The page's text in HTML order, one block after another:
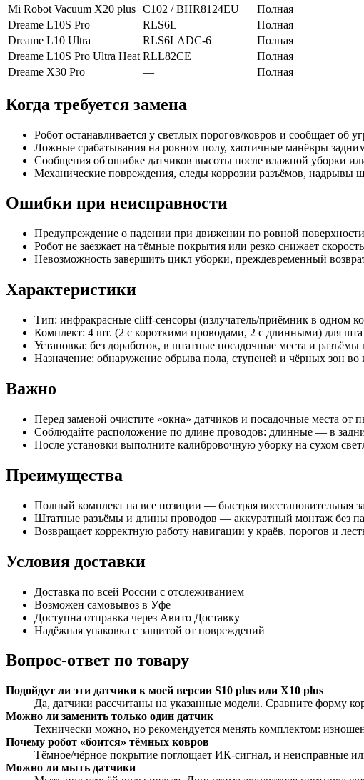
Mi Robot Vacuum X20 plus C102 / BHR8124EU
Полная
Dreame L10S Pro
RLS6L
Полная
Dreame L10 Ultra
RLS6LADC-6
Полная
Dreame L10S Pro Ultra Heat RLL82CE
Полная
Dreame X30 Pro
— Полная
Когда требуется замена
Робот останавливается у светлых порогов/ковров и сообщает об
Ложные срабатывания на ровном полу, хаотичные манёвры
Сообщения об ошибке датчиков высоты после влажной уборки
Механические повреждения, следы коррозии разъёмов, надрывы
Ошибки при неисправности
Предупреждение о падении при движении по ровной
Робот не заезжает на тёмные покрытия или резко снижает
Невозможность завершить цикл уборки, преждевременный
Характеристики
Тип: инфракрасные cliff-сенсоры (излучатель/приёмник в одном
Комплект: 4 шт. (2 с короткими проводами, 2 с длинными) для
Установка: без доработок, в штатные посадочные места и
Назначение: обнаружение обрыва пола, ступеней и чёрных зон во
Важно
Перед заменой очистите «окна» датчиков и посадочные места
Соблюдайте расположение по длине проводов: длинные — в
После установки выполните калибровочную уборку на сухом
Преимущества
Полный комплект на все позиции — быстрая восстановительная
Штатные разъёмы и длины проводов — аккуратный монтаж без
Возвращает корректную работу навигации у краёв, порогов и
Условия доставки
Доставка по всей России с отслеживанием
Возможен самовывоз в Уфе
Доступна отправка через Авито Доставку
Надёжная упаковка с защитой от повреждений
Вопрос-ответ по товару
Подойдут ли эти датчики к моей версии S10 plus или X10 plus
Да, датчики рассчитаны на указанные модели. Сравните форму
Можно ли заменить только один датчик
Технически можно, но рекомендуется менять комплектом:
Почему робот «боится» тёмных ковров
Тёмное/чёрное покрытие поглощает ИК-сигнал, и неисправные
Можно ли мыть датчики